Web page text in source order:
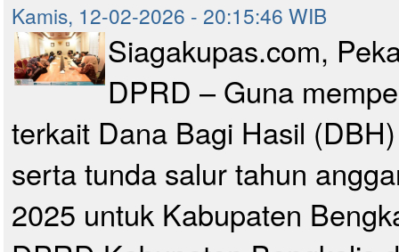
Kamis, 12-02-2026 - 20:15:46 WIB
Siagakupas.com,
DPRD – Guna
terkait Dana Bagi Hasil
serta tunda salur tahun
2025 untuk Kabupaten